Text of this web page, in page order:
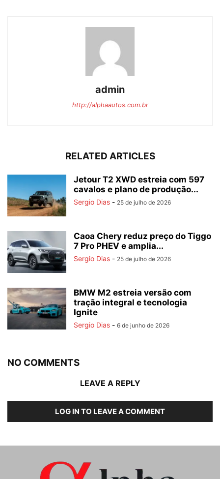
admin
http://alphaautos.com.br
RELATED ARTICLES
Jetour T2 XWD estreia com 597
cavalos e plano de produção...
Sergio Dias - 25 de julho de 2026
Caoa Chery reduz preço do Tiggo
7 Pro PHEV e amplia...
Sergio Dias - 25 de julho de 2026
BMW M2 estreia versão com
tração integral e tecnologia
Ignite
Sergio Dias - 6 de junho de 2026
NO COMMENTS
LEAVE A REPLY
LOG IN TO LEAVE A COMMENT